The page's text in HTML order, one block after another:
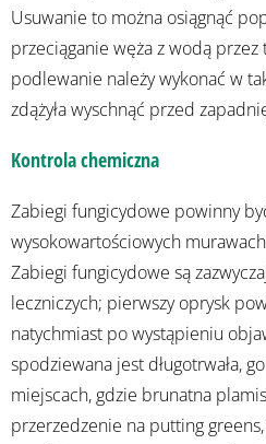
Usuwanie to można osiągnąć
przeciąganie węża z wodą
podlewanie należy wykonać w
zdążyła wyschnąć przed
Kontrola chemiczna
Zabiegi fungicydowe powinny
wysokowartościowych
Zabiegi fungicydowe są
leczniczych; pierwszy oprysk
natychmiast po wystąpieniu
spodziewana jest długotrwała,
miejscach, gdzie brunatna
przerzedzenie na putting